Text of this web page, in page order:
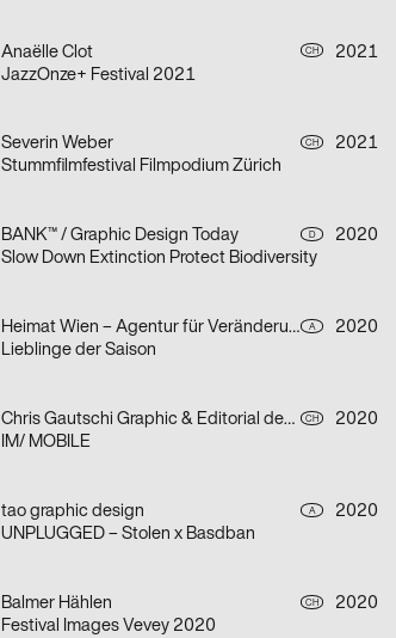
Anaëlle Clot CH
2021
JazzOnze+ Festival 2021
Severin Weber CH
2021
Stummfilmfestival Filmpodium Zürich
BANK™ / Graphic Design Today D
2020
Slow Down Extinction Protect Biodiversity
Heimat Wien – Agentur für Veränderung A
2020
Lieblinge der Saison
Chris Gautschi Graphic & Editorial design CH
2020
IM/ MOBILE
tao graphic design A
2020
UNPLUGGED – Stolen x Basdban
Balmer Hählen CH
2020
Festival Images Vevey 2020